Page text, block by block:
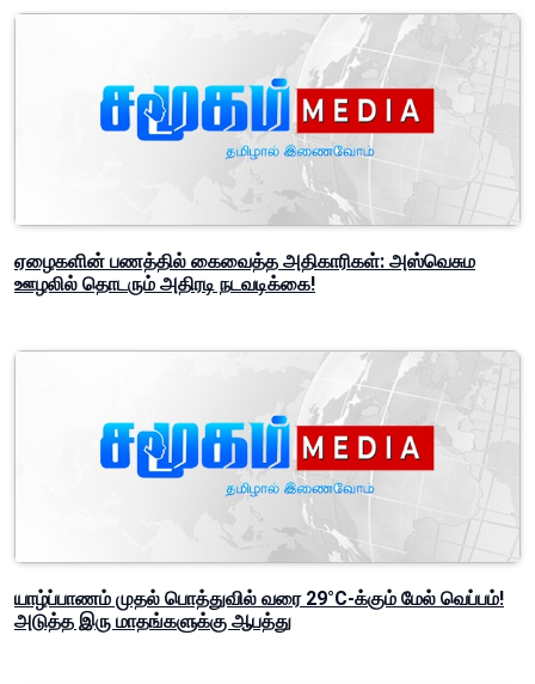
ஏழைகளின் பணத்தில் கைவைத்த அதிகாரிகள்: அஸ்வெசும
ஊழலில் தொடரும் அதிரடி நடவடிக்கை!
யாழ்ப்பாணம் முதல் பொத்துவில் வரை 29°C-க்கும் மேல் வெப்பம்!
அடுத்த இரு மாதங்களுக்கு ஆபத்து